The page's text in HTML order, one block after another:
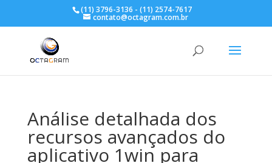
(11) 3796-3136 - (11) 2574-7617
contato@octagram.com.br
Análise detalhada dos
recursos avançados do
aplicativo 1win para